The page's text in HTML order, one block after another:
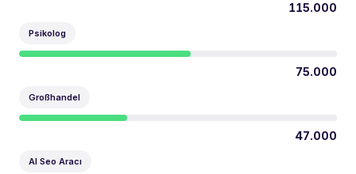
115.000
Psikolog
75.000
Großhandel
47.000
AI Seo Aracı